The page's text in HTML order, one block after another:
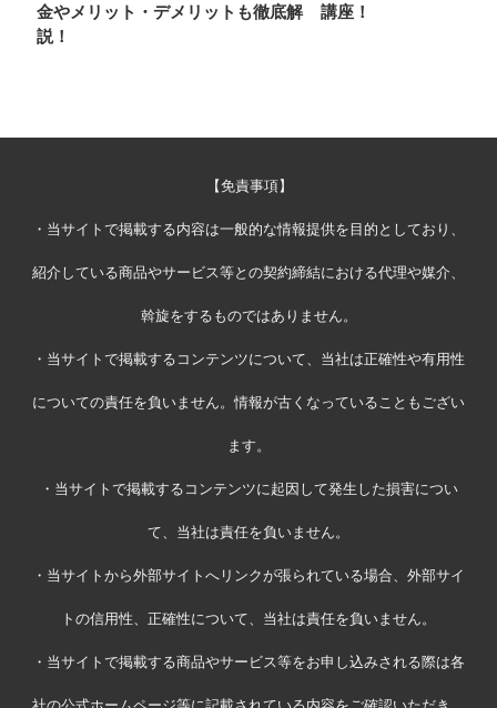
金やメリット・デメリットも徹底解
説！
講座！
【免責事項】
・当サイトで掲載する内容は一般的な情報提供を目的としており、
紹介している商品やサービス等との契約締結における代理や媒介、
斡旋をするものではありません。
・当サイトで掲載するコンテンツについて、当社は正確性や有用性
についての責任を負いません。情報が古くなっていることもござい
ます。
・当サイトで掲載するコンテンツに起因して発生した損害につい
て、当社は責任を負いません。
・当サイトから外部サイトへリンクが張られている場合、外部サイ
トの信用性、正確性について、当社は責任を負いません。
・当サイトで掲載する商品やサービス等をお申し込みされる際は各